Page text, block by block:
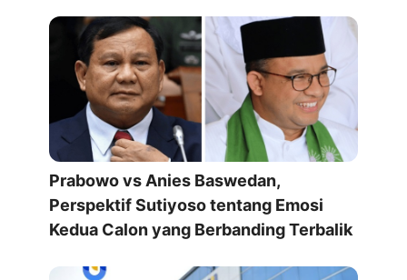
Prabowo vs Anies Baswedan,
Perspektif Sutiyoso tentang Emosi
Kedua Calon yang Berbanding Terbalik